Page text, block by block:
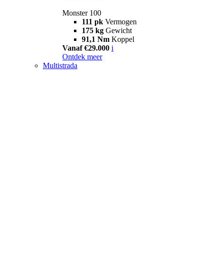
Monster 100
111 pk Vermogen
175 kg Gewicht
91,1 Nm Koppel
Vanaf €29.000 i
Ontdek meer
Multistrada